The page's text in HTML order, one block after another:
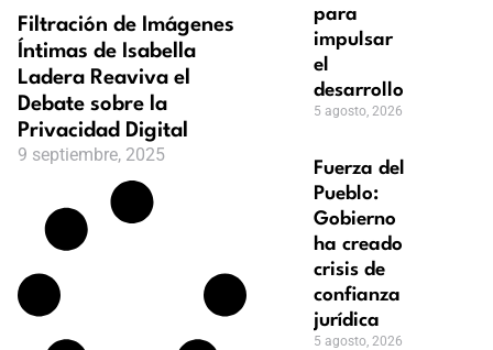
Filtración de Imágenes
Íntimas de Isabella
Ladera Reaviva el
Debate sobre la
Privacidad Digital
9 septiembre, 2025
para
impulsar
el
desarrollo
5 agosto, 2026
Fuerza del
Pueblo:
Gobierno
ha creado
crisis de
confianza
jurídica
5 agosto, 2026